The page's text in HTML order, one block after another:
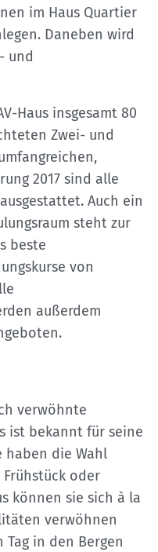
im Haus Quartier
Daneben wird
und
Haus insgesamt 80
Zwei- und
2017 sind alle
Auch ein
steht zur
beste
von
außerdem
verwöhnte
ist bekannt für seine
haben die Wahl
oder
können sie sich à la
verwöhnen
in den Bergen